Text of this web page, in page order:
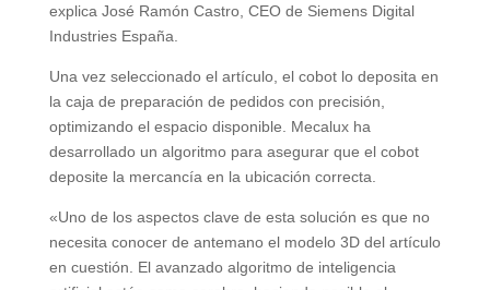
explica José Ramón Castro, CEO de Siemens Digital
Industries España.
Una vez seleccionado el artículo, el cobot lo deposita en
la caja de preparación de pedidos con precisión,
optimizando el espacio disponible. Mecalux ha
desarrollado un algoritmo para asegurar que el cobot
deposite la mercancía en la ubicación correcta.
«Uno de los aspectos clave de esta solución es que no
necesita conocer de antemano el modelo 3D del artículo
en cuestión. El avanzado algoritmo de inteligencia